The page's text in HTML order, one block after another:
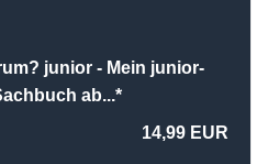
junior - Mein junior-
ab...*
14,99 EUR